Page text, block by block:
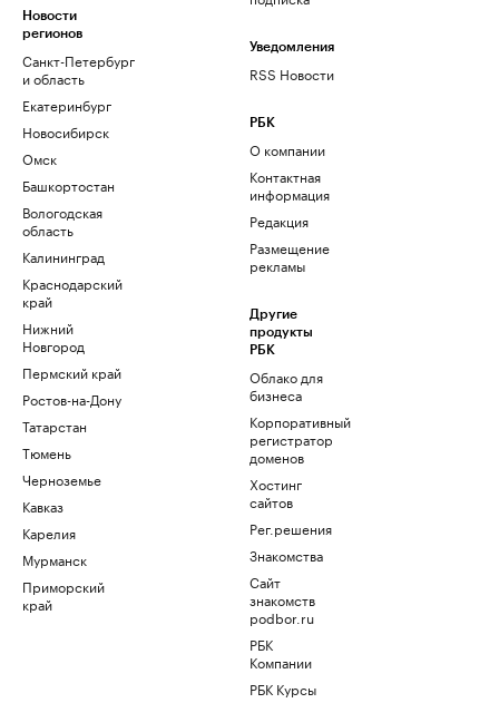
Новости
регионов
Санкт-Петербург
и область
Екатеринбург
Новосибирск
Омск
Башкортостан
Вологодская
область
Калининград
Краснодарский
край
Нижний
Новгород
Пермский край
Ростов-на-Дону
Татарстан
Тюмень
Черноземье
Кавказ
Карелия
Мурманск
Приморский
край
Уведомления
RSS Новости
РБК
О компании
Контактная
информация
Редакция
Размещение
рекламы
Другие
продукты
РБК
Облако для
бизнеса
Корпоративный
регистратор
доменов
Хостинг
сайтов
Рег.решения
Знакомства
Сайт
знакомств
podbor.ru
РБК
Компании
РБК Курсы